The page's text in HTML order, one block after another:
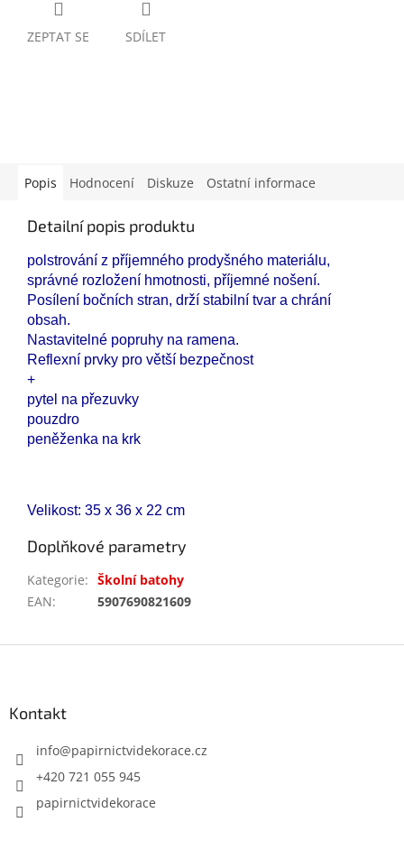
ZEPTAT SE SDÍLET
Popis Hodnocení Diskuze Ostatní informace
Detailní popis produktu
polstrování z příjemného prodyšného materiálu,
správné rozložení hmotnosti, příjemné nošení.
Posílení bočních stran, drží stabilní tvar a chrání
obsah.
Nastavitelné popruhy na ramena.
Reflexní prvky pro větší bezpečnost
+
pytel na přezuvky
pouzdro
peněženka na krk
Velikost: 35 x 36 x 22 cm
Doplňkové parametry
Kategorie: Školní batohy
EAN: 5907690821609
Kontakt
info@papirnictvidekorace.cz
+420 721 055 945
papirnictvidekorace